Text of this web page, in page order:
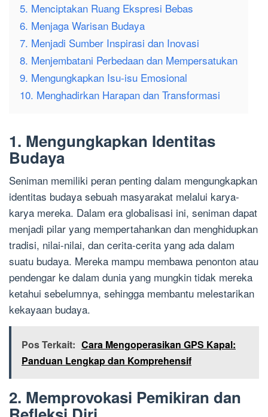
5. Menciptakan Ruang Ekspresi Bebas
6. Menjaga Warisan Budaya
7. Menjadi Sumber Inspirasi dan Inovasi
8. Menjembatani Perbedaan dan Mempersatukan
9. Mengungkapkan Isu-isu Emosional
10. Menghadirkan Harapan dan Transformasi
1. Mengungkapkan Identitas
Budaya
Seniman memiliki peran penting dalam mengungkapkan
identitas budaya sebuah masyarakat melalui karya-
karya mereka. Dalam era globalisasi ini, seniman dapat
menjadi pilar yang mempertahankan dan menghidupkan
tradisi, nilai-nilai, dan cerita-cerita yang ada dalam
suatu budaya. Mereka mampu membawa penonton atau
pendengar ke dalam dunia yang mungkin tidak mereka
ketahui sebelumnya, sehingga membantu melestarikan
kekayaan budaya.
Pos Terkait: Cara Mengoperasikan GPS Kapal:
Panduan Lengkap dan Komprehensif
2. Memprovokasi Pemikiran dan